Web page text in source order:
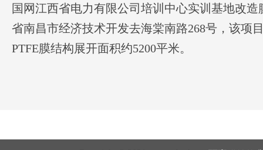
国网江西省电力有限公司培训中心实训基地改
省南昌市经济技术开发去海棠南路268号，该项
PTFE膜结构展开面积约5200平米。